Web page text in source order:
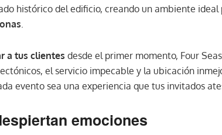
histórico del edificio, creando un ambiente
a tus clientes desde el primer momento, Four
el servicio impecable y la ubicación
evento sea una experiencia que tus invitados
emociones